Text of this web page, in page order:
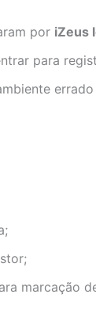
por iZeus
para
marcação